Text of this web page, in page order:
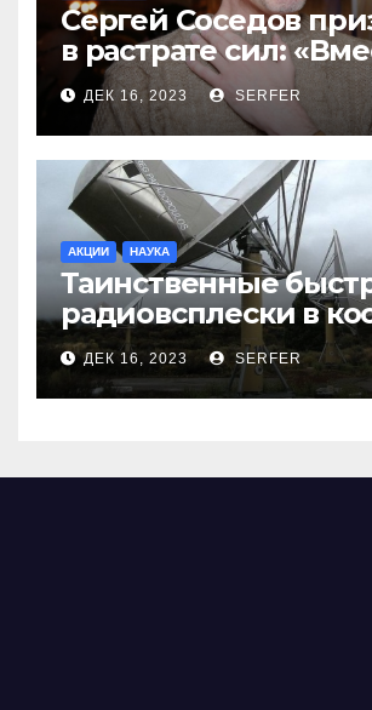
Сергей Соседов
в растрате сил:
меня взяли
ДЕК 16, 2023 SERFER
АКЦИИ НАУКА
Таинственные
радиовсплески в
сделались все
странными
ДЕК 16, 2023 SERFER